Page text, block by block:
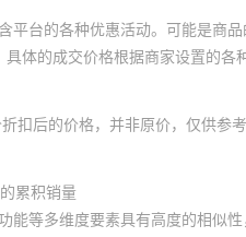
台的各种优惠活动。可能是商
体的成交价格根据商家设置的各
扣后的价格，并非原价，仅供参考
累积销量
等多维度要素具有高度的相似